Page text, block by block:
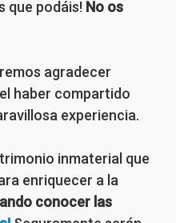
que podáis! No os
agradecer
haber compartido
experiencia.
inmaterial que
enriquecer a la
conocer las